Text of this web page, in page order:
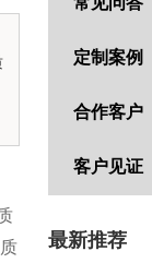
定制案例
合作客户
客户见证
最新推荐